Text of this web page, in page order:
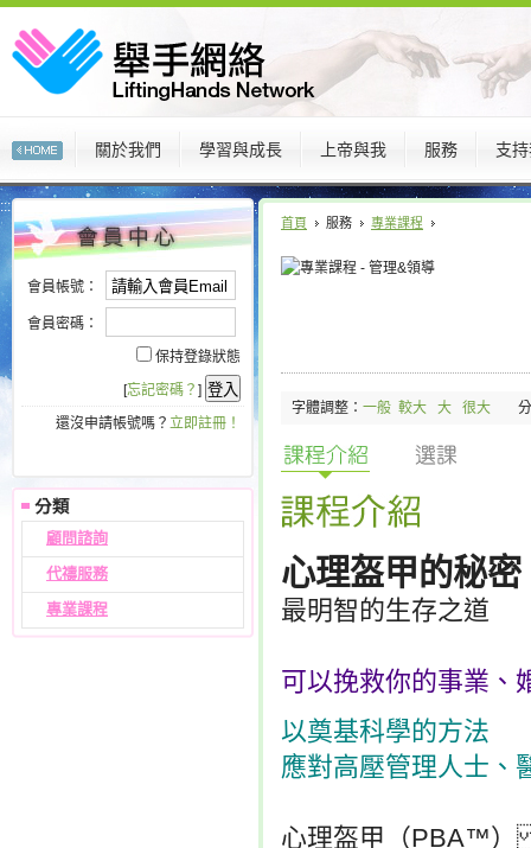
關於我們 學習與成長 上帝與我 服務 支
:::
會員帳號：
會員密碼：
保持登錄狀態
[忘記密碼？ ]
還沒申請帳號嗎？ 立即註冊！
顧問諮詢
代禱服務
專業課程
:::
首頁 服務 專業課程
字體調整： 一般 較大 大 很大
心理盔甲的秘密
最明智的生存之道
可以挽救你的事業、
以奠基科學的方法
應對高壓管理人士、
心理盔甲（PBA™）